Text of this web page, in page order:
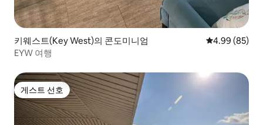
키웨스트(Key West)의 콘도미니엄 평점 4.99점(5
4.99 (85)
EYW 여행
게스트 선호
게스트 선호